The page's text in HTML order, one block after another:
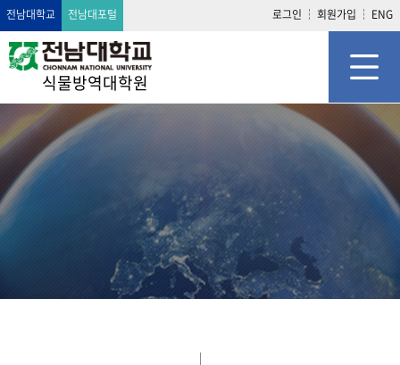
전남대학교 전남대포털 로그인 회원가입 ENG
식물방역대학원